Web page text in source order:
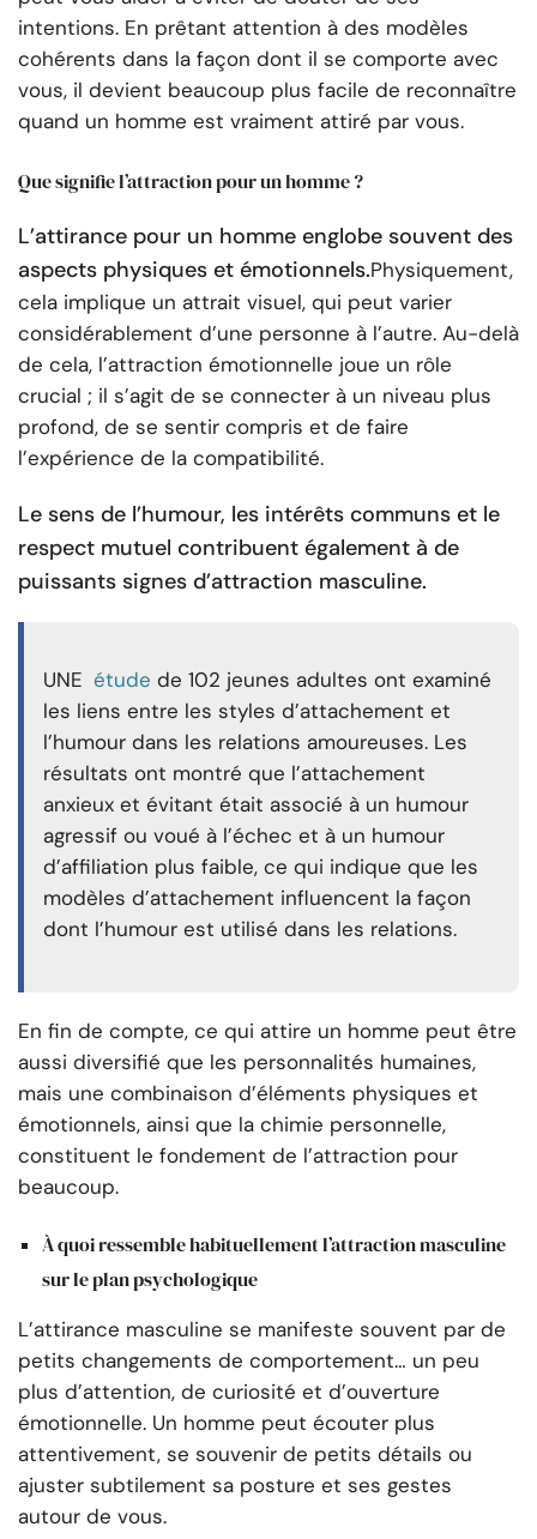
intentions. En prêtant attention à des modèles
cohérents dans la façon dont il se comporte avec
vous, il devient beaucoup plus facile de reconnaître
quand un homme est vraiment attiré par vous.
Que signifie l’attraction pour un homme ?
L’attirance pour un homme englobe souvent des
aspects physiques et émotionnels.Physiquement,
cela implique un attrait visuel, qui peut varier
considérablement d’une personne à l’autre. Au-delà
de cela, l’attraction émotionnelle joue un rôle
crucial ; il s’agit de se connecter à un niveau plus
profond, de se sentir compris et de faire
l’expérience de la compatibilité.
Le sens de l’humour, les intérêts communs et le
respect mutuel contribuent également à de
puissants signes d’attraction masculine.
UNE étude de 102 jeunes adultes ont examiné
les liens entre les styles d’attachement et
l’humour dans les relations amoureuses. Les
résultats ont montré que l’attachement
anxieux et évitant était associé à un humour
agressif ou voué à l’échec et à un humour
d’affiliation plus faible, ce qui indique que les
modèles d’attachement influencent la façon
dont l’humour est utilisé dans les relations.
En fin de compte, ce qui attire un homme peut être
aussi diversifié que les personnalités humaines,
mais une combinaison d’éléments physiques et
émotionnels, ainsi que la chimie personnelle,
constituent le fondement de l’attraction pour
beaucoup.
À quoi ressemble habituellement l’attraction masculine
sur le plan psychologique
L’attirance masculine se manifeste souvent par de
petits changements de comportement… un peu
plus d’attention, de curiosité et d’ouverture
émotionnelle. Un homme peut écouter plus
attentivement, se souvenir de petits détails ou
ajuster subtilement sa posture et ses gestes
autour de vous.